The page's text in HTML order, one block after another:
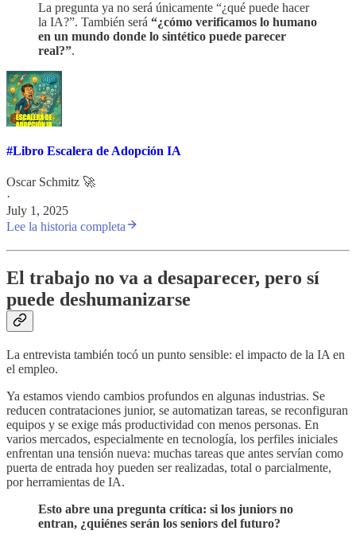
La pregunta ya no será únicamente “¿qué puede hacer
la IA?”. También será “¿cómo verificamos lo humano
en un mundo donde lo sintético puede parecer
real?”.
#Libro Escalera de Adopción IA
Oscar Schmitz 🚀
·
July 1, 2025
Lee la historia completa
El trabajo no va a desaparecer, pero sí
puede deshumanizarse
La entrevista también tocó un punto sensible: el impacto de la IA en
el empleo.
Ya estamos viendo cambios profundos en algunas industrias. Se
reducen contrataciones junior, se automatizan tareas, se reconfiguran
equipos y se exige más productividad con menos personas. En
varios mercados, especialmente en tecnología, los perfiles iniciales
enfrentan una tensión nueva: muchas tareas que antes servían como
puerta de entrada hoy pueden ser realizadas, total o parcialmente,
por herramientas de IA.
Esto abre una pregunta crítica: si los juniors no
entran, ¿quiénes serán los seniors del futuro?